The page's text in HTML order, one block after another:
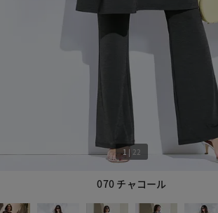
070 チャコール
1 | 22